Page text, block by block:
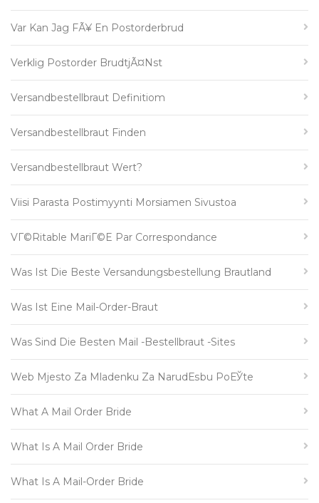
Var Kan Jag FÃ¥ En Postorderbrud
Verklig Postorder BrudtjÃ¤nst
Versandbestellbraut Definitiom
Versandbestellbraut Finden
Versandbestellbraut Wert?
Viisi Parasta Postimyynti Morsiamen Sivustoa
VГ©ritable MariГ©e Par Correspondance
Was Ist Die Beste Versandungsbestellung Brautland
Was Ist Eine Mail-Order-Braut
Was Sind Die Besten Mail -Bestellbraut -Sites
Web Mjesto Za Mladenku Za NarudЕѕbu PoЕЎte
What A Mail Order Bride
What Is A Mail Order Bride
What Is A Mail-Order Bride